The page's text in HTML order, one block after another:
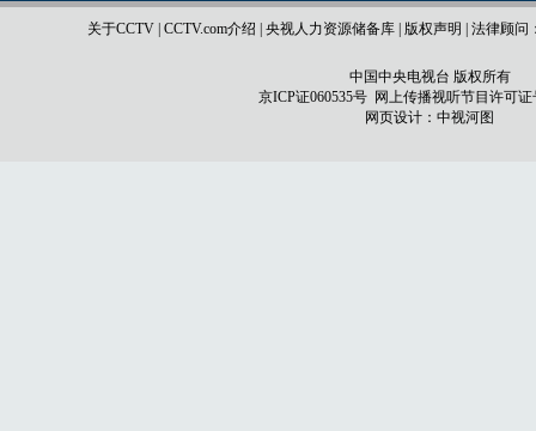
关于CCTV| CCTV.com介绍 央视人力资源储备库| 版权声明 法律顾问
中国中央电视台 版权所有
京ICP证060535号 网上传播视听节目许可证
网页设计： 中视河图